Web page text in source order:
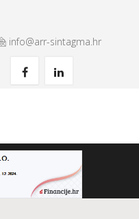
info@arr-sintagma.hr